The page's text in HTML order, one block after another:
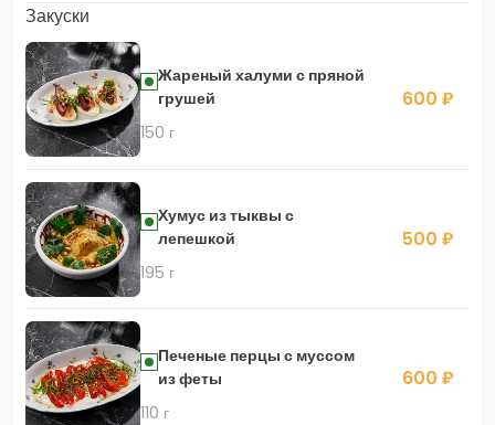
Закуски
Жареный халуми с пряной
грушей
150 г
600 ₽
Хумус из тыквы с
лепешкой
195 г
500 ₽
Печеные перцы с муссом
из феты
110 г
600 ₽